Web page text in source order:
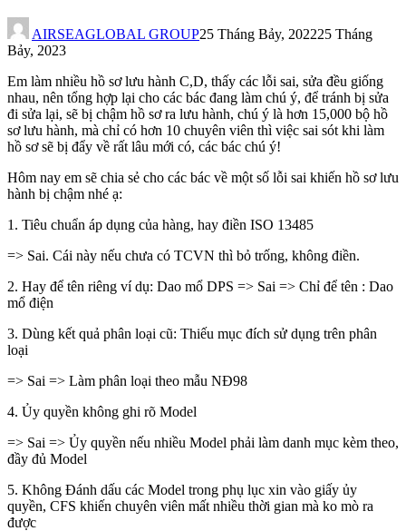
AIRSEAGLOBAL GROUP25 Tháng Bảy, 202225 Tháng
Bảy, 2023
Em làm nhiều hồ sơ lưu hành C,D, thấy các lỗi sai, sửa đều giống
nhau, nên tổng hợp lại cho các bác đang làm chú ý, để tránh bị sửa
đi sửa lại, sẽ bị chậm hồ sơ ra lưu hành, chú ý là hơn 15,000 bộ hồ
sơ lưu hành, mà chỉ có hơn 10 chuyên viên thì việc sai sót khi làm
hồ sơ sẽ bị đẩy về rất lâu mới có, các bác chú ý!
Hôm nay em sẽ chia sẻ cho các bác về một số lỗi sai khiến hồ sơ lưu
hành bị chậm nhé ạ:
1. Tiêu chuẩn áp dụng của hàng, hay điền ISO 13485
=> Sai. Cái này nếu chưa có TCVN thì bỏ trống, không điền.
2. Hay để tên riêng ví dụ: Dao mổ DPS => Sai => Chỉ để tên : Dao
mổ điện
3. Dùng kết quả phân loại cũ: Thiếu mục đích sử dụng trên phân
loại
=> Sai => Làm phân loại theo mẫu NĐ98
4. Ủy quyền không ghi rõ Model
=> Sai => Ủy quyền nếu nhiều Model phải làm danh mục kèm theo,
đầy đủ Model
5. Không Đánh dấu các Model trong phụ lục xin vào giấy ủy
quyền, CFS khiến chuyên viên mất nhiều thời gian mà ko mò ra
được